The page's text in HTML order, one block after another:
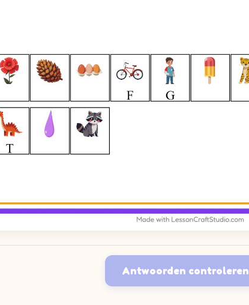
Antwoorden controleren